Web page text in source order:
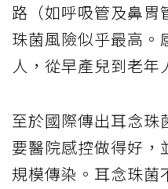
路（如呼吸管及鼻胃
珠菌風險似乎最高。
人，從早產兒到老年
至於國際傳出耳念珠
要醫院感控做得好，
規模傳染。耳念珠菌